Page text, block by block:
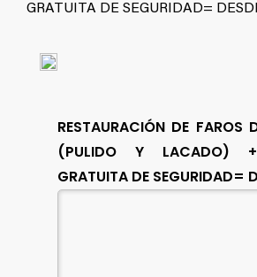
GRATUITA DE SEGURIDAD=
RESTAURACIÓN DE FAROS
(PULIDO Y LACADO) +
GRATUITA DE SEGURIDAD=